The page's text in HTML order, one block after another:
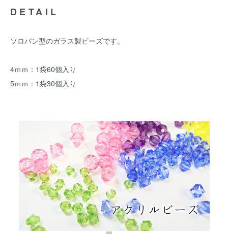
DETAIL
ソロバン型のガラス製ビーズです。
4ｍｍ：1袋60個入り
5ｍｍ：1袋30個入り